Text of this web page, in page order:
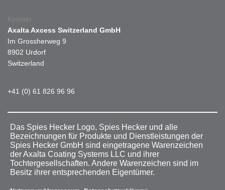
Kontakt
Axalta Axcess Switzerland GmbH
Im Grossherweg 9
8902 Urdorf
Switzerland
+41 (0) 61 826 96 96
Das Spies Hecker Logo, Spies Hecker und alle
Bezeichnungen für Produkte und Dienstleistungen der
Spies Hecker GmbH sind eingetragene Warenzeichen
der Axalta Coating Systems LLC und ihrer
Tochtergesellschaften. Andere Warenzeichen sind im
Besitz ihrer entsprechenden Eigentümer.